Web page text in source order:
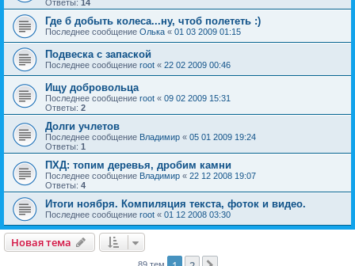
Ответы: 14
Где б добыть колеса...ну, чтоб полететь :)
Последнее сообщение Олька « 01 03 2009 01:15
Подвеска с запаской
Последнее сообщение root « 22 02 2009 00:46
Ищу добровольца
Последнее сообщение root « 09 02 2009 15:31
Ответы: 2
Долги учлетов
Последнее сообщение Владимир « 05 01 2009 19:24
Ответы: 1
ПХД: топим деревья, дробим камни
Последнее сообщение Владимир « 22 12 2008 19:07
Ответы: 4
Итоги ноября. Компиляция текста, фоток и видео.
Последнее сообщение root « 01 12 2008 03:30
Новая тема